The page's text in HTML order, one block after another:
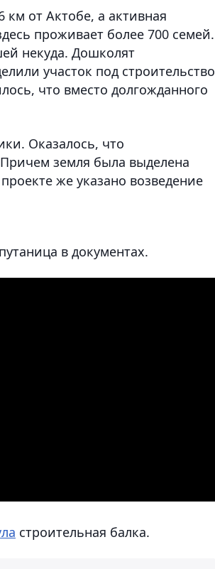
от Актобе, а активная
проживает более 700 семей.
некуда. Дошколят
участок под строительство
что вместо долгожданного
Оказалось, что
земля была выделена
же указано возведение
в документах.
строительная балка.